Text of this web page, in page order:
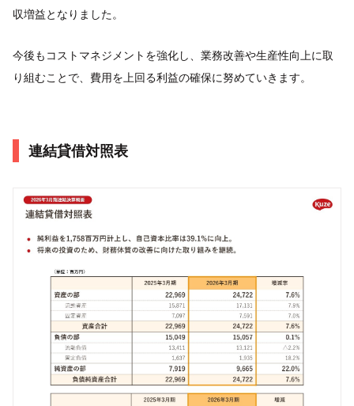
収増益となりました。
今後もコストマネジメントを強化し、業務改善や生産性向上に取
り組むことで、費用を上回る利益の確保に努めていきます。
連結貸借対照表